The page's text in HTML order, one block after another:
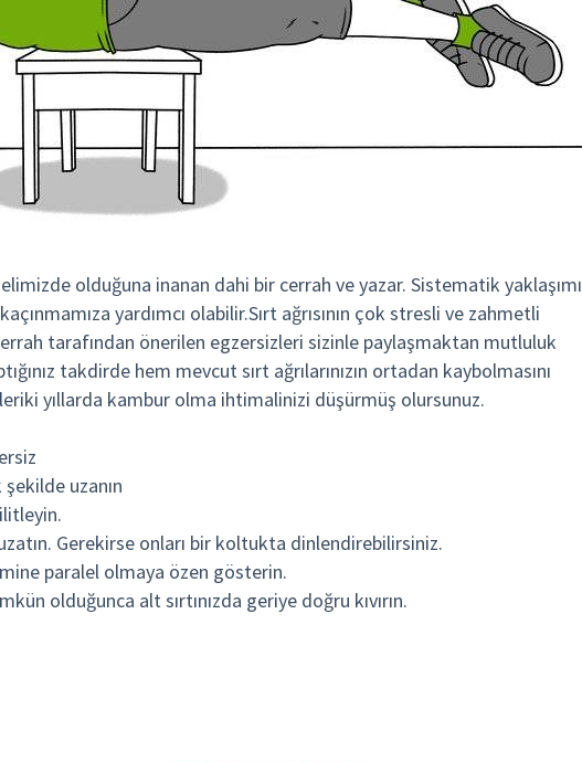
elimizde olduğuna inanan dahi bir cerrah ve yazar. Sistematik yaklaşımı
yardımcı olabilir.Sırt ağrısının çok stresli ve zahmetli
tarafından önerilen egzersizleri sizinle paylaşmaktan mutluluk
takdirde hem mevcut sırt ağrılarınızın ortadan kaybolmasını
yıllarda kambur olma ihtimalinizi düşürmüş olursunuz.
uzanın
uzatın. Gerekirse onları bir koltukta dinlendirebilirsiniz.
paralel olmaya özen gösterin.
olduğunca alt sırtınızda geriye doğru kıvırın.